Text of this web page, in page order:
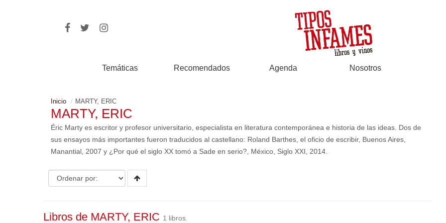
Temáticas Recomendados Agenda Nosotros
Inicio MARTY, ERIC
MARTY, ERIC
Éric Marty es escritor y profesor universitario, especialista en literatura contemporánea e historia de las ideas. Dos de
sus ensayos más importantes fueron traducidos al castellano: Roland Barthes, el oficio de escribir, Buenos Aires,
Manantial, 2007 y ¿Por qué el siglo XX tomó a Sade en serio?, México, Siglo XXI, 2014.
Libros de MARTY, ERIC 1 libros.